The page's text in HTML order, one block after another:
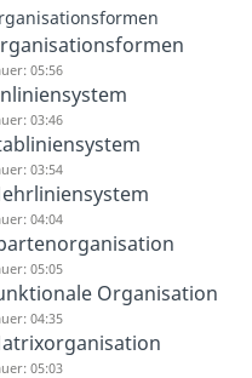
05:56
03:46
03:54
04:04
05:05
Organisation
04:35
05:03